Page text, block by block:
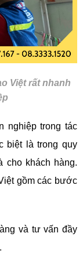
Việt rất nhanh
nghiệp trong tác
biệt là trong quy
cho khách hàng.
gồm các bước
và tư vấn đầy